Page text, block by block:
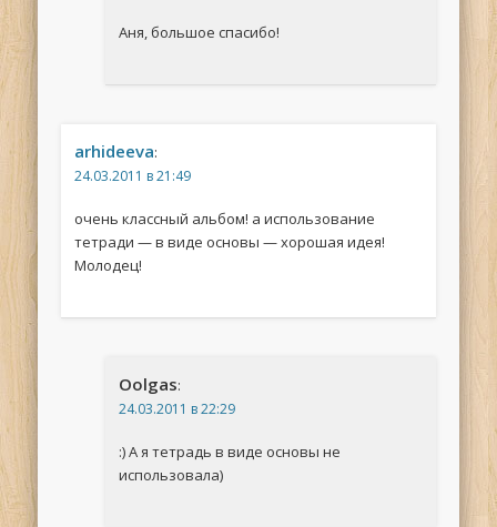
Аня, большое спасибо!
arhideeva:
24.03.2011 в 21:49
очень классный альбом! а использование
тетради — в виде основы — хорошая идея!
Молодец!
Oolgas:
24.03.2011 в 22:29
:) А я тетрадь в виде основы не
использовала)